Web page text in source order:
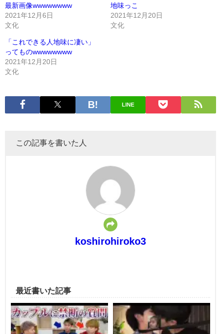
最新画像wwwwwwww
2021年12月6日
文化
地味っこ
2021年12月20日
文化
「これできる人地味に凄い」
ってものwwwwwwww
2021年12月20日
文化
LINE
この記事を書いた人
koshirohiroko3
最近書いた記事